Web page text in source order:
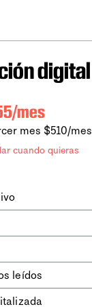
digital
mes
mes $510/mes
cuando quieras
Le Monde
leídos